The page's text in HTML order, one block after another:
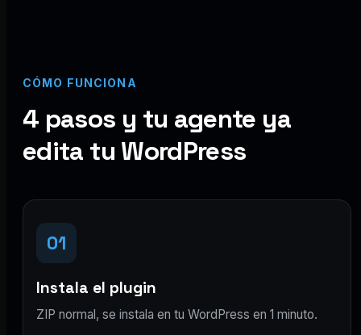
CÓMO FUNCIONA
4 pasos y tu agente ya
edita tu WordPress
01
Instala el plugin
ZIP normal, se instala en tu WordPress en 1 minuto.